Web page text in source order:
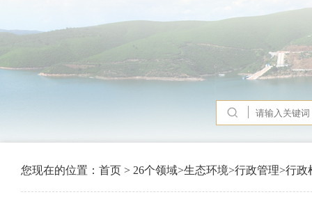
您现在的位置： 首页 > 26个领域>生态环境>行政管理>行政